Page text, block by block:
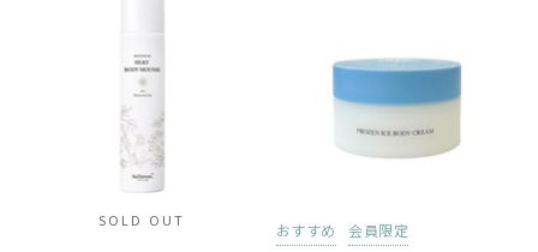
SOLD OUT おすすめ 会員限定